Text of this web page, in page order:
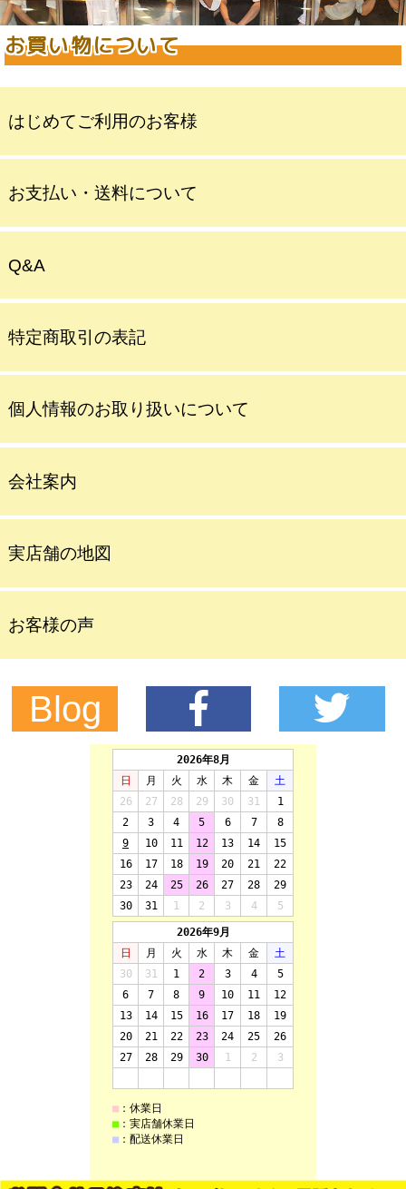
お買い物について
はじめてご利用のお客様
お支払い・送料について
Q&A
特定商取引の表記
個人情報のお取り扱いについて
会社案内
実店舗の地図
お客様の声
Blog